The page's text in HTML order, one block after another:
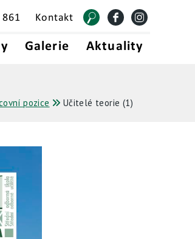
861 Kontakt
Galerie Aktuality
pozice Učitelé teorie (1)